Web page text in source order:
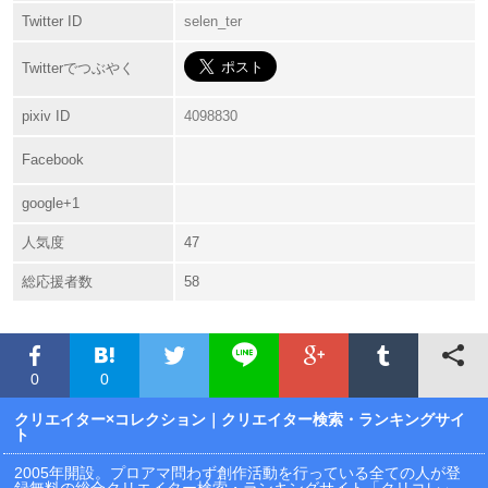
Twitter ID selen_ter
Twitterでつぶやく
pixiv ID 4098830
Facebook
google+1
人気度 47
総応援者数 58
0 0
クリエイター×コレクション ｜クリエイター検索・ランキングサイ
ト
2005年開設。プロアマ問わず創作活動を行っている全ての人が登